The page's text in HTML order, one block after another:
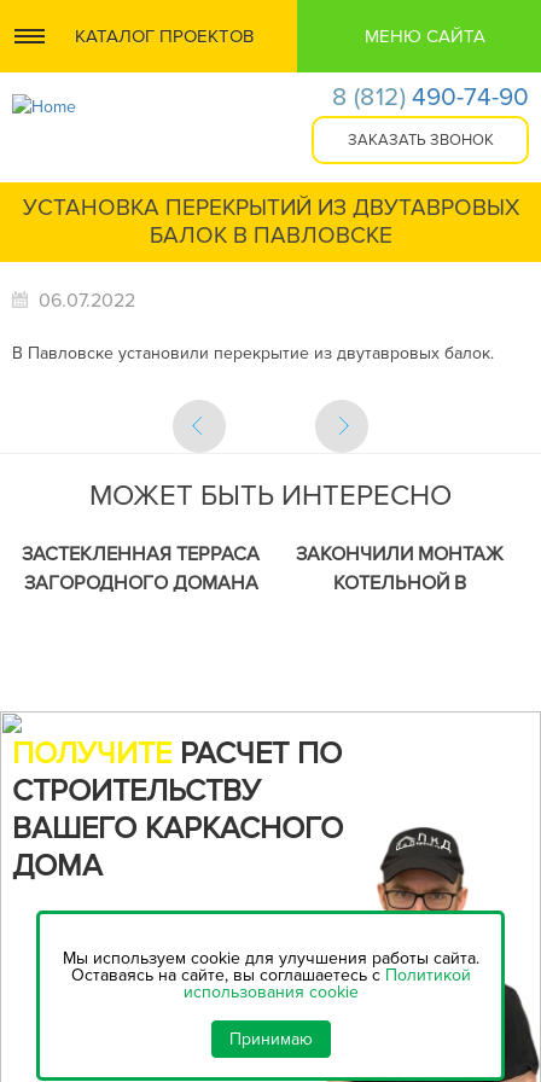
КАТАЛОГ ПРОЕКТОВ МЕНЮ САЙТА
8 (812) 490-74-90
УСТАНОВКА ПЕРЕКРЫТИЙ ИЗ ДВУТАВРОВЫХ
БАЛОК В ПАВЛОВСКЕ
06.07.2022
В Павловске установили перекрытие из двутавровых балок.
МОЖЕТ БЫТЬ ИНТЕРЕСНО
ЗАСТЕКЛЕННАЯ ТЕРРАСА
ЗАГОРОДНОГО ДОМАНА
ЗАКОНЧИЛИ МОНТАЖ
КОТЕЛЬНОЙ В
ПОЛУЧИТЕ РАСЧЕТ ПО
СТРОИТЕЛЬСТВУ
ВАШЕГО КАРКАСНОГО
ДОМА
Воспользуйтесь нашим
онлайн-калькулятором,
рассчитать стоимость
Мы используем cookie для улучшения работы сайта.
Оставаясь на сайте, вы соглашаетесь с Политикой
использования cookie
Принимаю